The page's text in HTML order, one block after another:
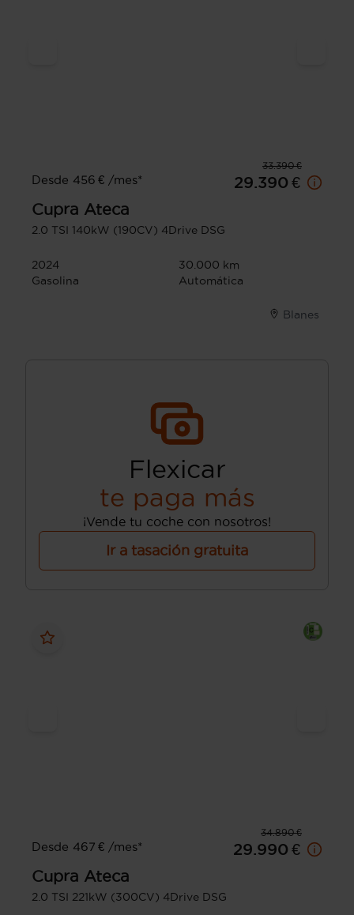
33.390 €
Desde 456 € /mes*
29.390 €
Cupra Ateca
2.0 TSI 140kW (190CV) 4Drive DSG
2024
30.000 km
Gasolina
Automática
Blanes
Flexicar
te paga más
¡Vende tu coche con nosotros!
Ir a tasación gratuita
34.890 €
Desde 467 € /mes*
29.990 €
Cupra Ateca
2.0 TSI 221kW (300CV) 4Drive DSG